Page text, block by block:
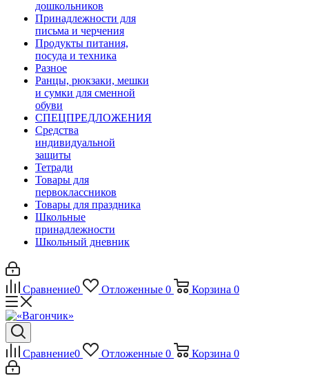
дошкольников
Принадлежности для
письма и черчения
Продукты питания,
посуда и техника
Разное
Ранцы, рюкзаки, мешки
и сумки для сменной
обуви
СПЕЦПРЕДЛОЖЕНИЯ
Средства
индивидуальной
защиты
Тетради
Товары для
первоклассников
Товары для праздника
Школьные
принадлежности
Школьный дневник
Сравнение0 Отложенные 0 Корзина 0
Сравнение0 Отложенные 0 Корзина 0